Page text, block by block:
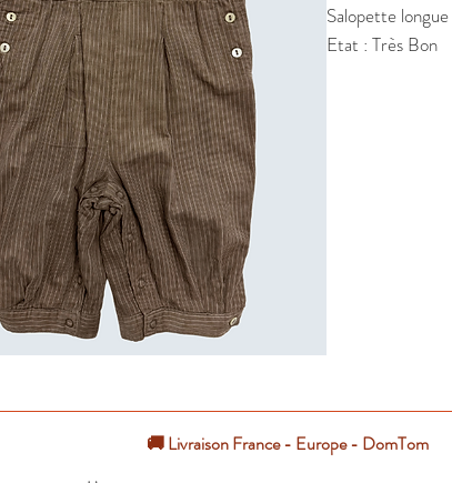
Salopette
Etat : Très Bon
🚚 Livraison France - Europe - DomTom